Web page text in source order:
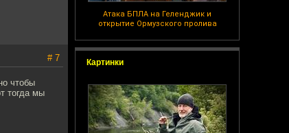
Атака БПЛА на Геленджик и
открытие Ормузского пролива
Картинки
# 7
чтобы
тогда мы